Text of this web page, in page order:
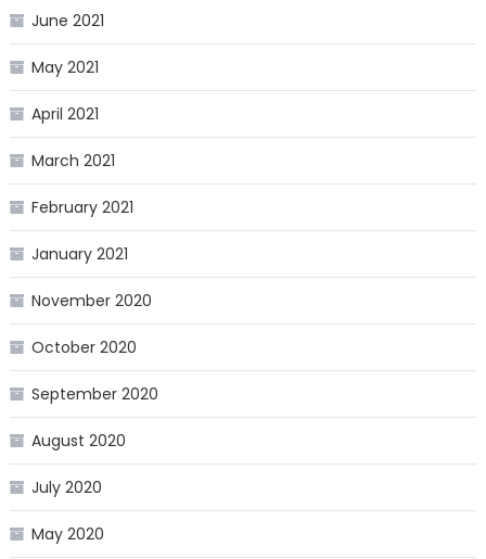
June 2021
May 2021
April 2021
March 2021
February 2021
January 2021
November 2020
October 2020
September 2020
August 2020
July 2020
May 2020